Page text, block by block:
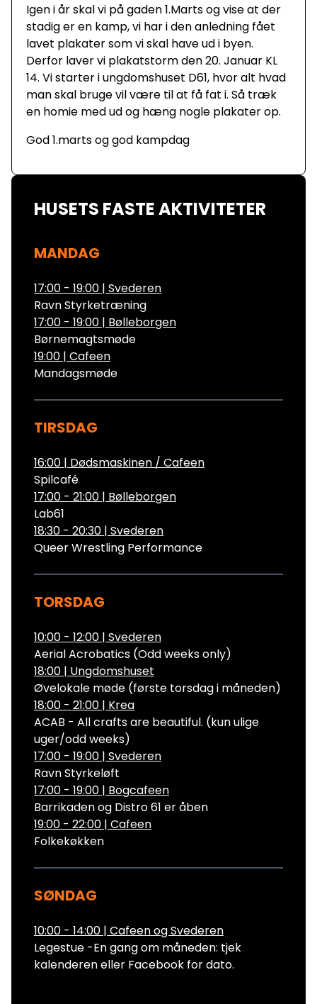
Igen i år skal vi på gaden 1.Marts og vise at der
stadig er en kamp, vi har i den anledning fået
lavet plakater som vi skal have ud i byen.
Derfor laver vi plakatstorm den 20. Januar KL
14. Vi starter i ungdomshuset D61, hvor alt hvad
man skal bruge vil være til at få fat i. Så træk
en homie med ud og hæng nogle plakater op.
God 1.marts og god kampdag
HUSETS FASTE AKTIVITETER
MANDAG
17:00 - 19:00 | Svederen
Ravn Styrketræning
17:00 - 19:00 | Bølleborgen
Børnemagtsmøde
19:00 | Cafeen
Mandagsmøde
TIRSDAG
16:00 | Dødsmaskinen / Cafeen
Spilcafé
17:00 - 21:00 | Bølleborgen
Lab61
18:30 - 20:30 | Svederen
Queer Wrestling Performance
TORSDAG
10:00 - 12:00 | Svederen
Aerial Acrobatics (Odd weeks only)
18:00 | Ungdomshuset
Øvelokale møde (første torsdag i måneden)
18:00 - 21:00 | Krea
ACAB - All crafts are beautiful. (kun ulige
uger/odd weeks)
17:00 - 19:00 | Svederen
Ravn Styrkeløft
17:00 - 19:00 | Bogcafeen
Barrikaden og Distro 61 er åben
19:00 - 22:00 | Cafeen
Folkekøkken
SØNDAG
10:00 - 14:00 | Cafeen og Svederen
Legestue -En gang om måneden: tjek
kalenderen eller Facebook for dato.